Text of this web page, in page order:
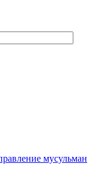
мусульман